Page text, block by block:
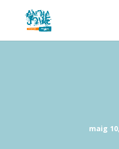
maig